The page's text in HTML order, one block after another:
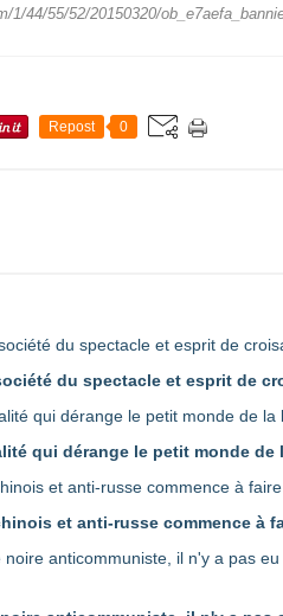
1/44/55/52/20150320/
Repost 0
du spectacle et esprit de
qui dérange le petit monde
et anti-russe commence à